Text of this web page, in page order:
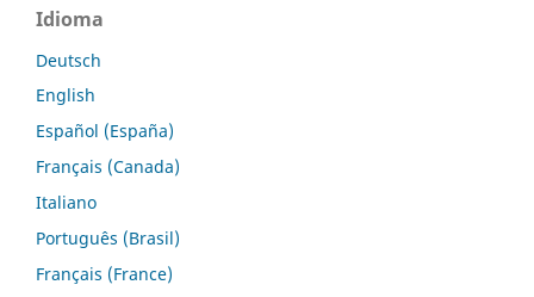
Idioma
Deutsch
English
Español (España)
Français (Canada)
Italiano
Português (Brasil)
Français (France)